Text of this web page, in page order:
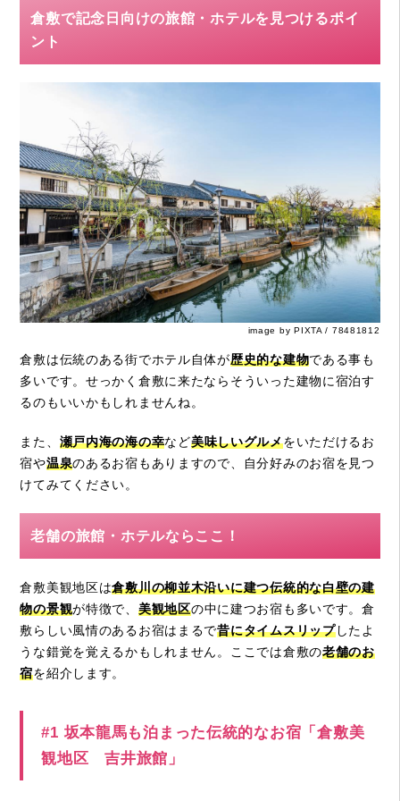
倉敷で記念日向けの旅館・ホテルを見つけるポイ
ント
image by PIXTA / 78481812
倉敷は伝統のある街でホテル自体が歴史的な建物である事も
多いです。せっかく倉敷に来たならそういった建物に宿泊す
るのもいいかもしれませんね。
また、 瀬戸内海の海の幸など美味しいグルメをいただけるお
宿や温泉のあるお宿もありますので、自分好みのお宿を見つ
けてみてください。
老舗の旅館・ホテルならここ！
倉敷美観地区は倉敷川の柳並木沿いに建つ伝統的な白壁の建
物の景観が特徴で、 美観地区の中に建つお宿も多いです。倉
敷らしい風情のあるお宿はまるで昔にタイムスリップしたよ
うな錯覚を覚えるかもしれません。ここでは倉敷の老舗のお
宿を紹介します。
#1 坂本龍馬も泊まった伝統的なお宿「倉敷美
観地区 吉井旅館」